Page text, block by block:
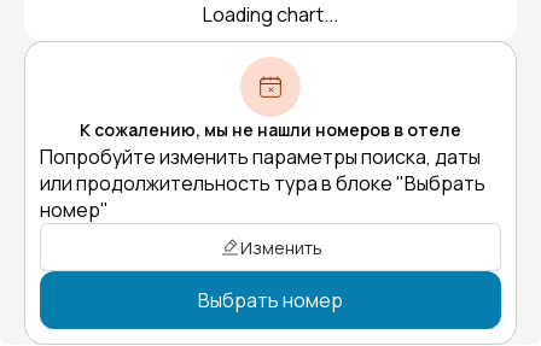
Loading chart...
К сожалению, мы не нашли номеров в отеле
Попробуйте изменить параметры поиска, даты
или продолжительность тура в блоке "Выбрать
номер"
Изменить
Выбрать номер